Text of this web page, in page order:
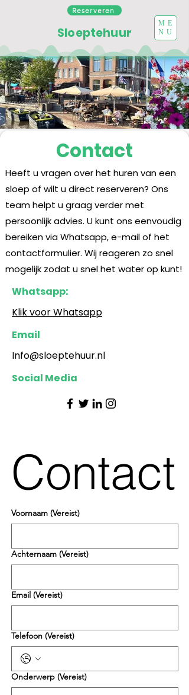
Reserveren
ME
NU
Sloeptehuur
Contact
Heeft u vragen over het huren van een
sloep of wilt u direct reserveren? Ons
team helpt u graag verder met
persoonlijk advies. U kunt ons eenvoudig
bereiken via Whatsapp, e-mail of het
contactformulier. Wij reageren zo snel
mogelijk zodat u snel het water op kunt!
Whatsapp:
Klik voor Whatsapp
Email
Info@sloeptehuur.nl
Social Media
Contact
Voornaam (Vereist)
Achternaam (Vereist)
Email (Vereist)
Telefoon (Vereist)
Onderwerp (Vereist)